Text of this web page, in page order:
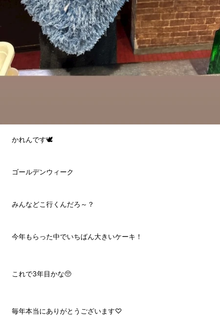
かれんです🕊️
ゴールデンウィーク
みんなどこ行くんだろ～？
今年もらった中でいちばん大きいケーキ！
これで3年目かな🥺
毎年本当にありがとうございます♡